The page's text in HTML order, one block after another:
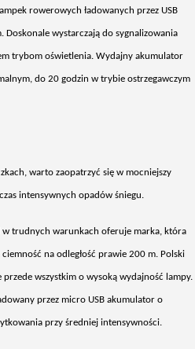
rowerowych ładowanych przez USB
Doskonale wystarczają do sygnalizowania
trybom oświetlenia. Wydajny akumulator
do 20 godzin w trybie ostrzegawczym
warto zaopatrzyć się w mocniejszy
intensywnych opadów śniegu.
w trudnych warunkach oferuje marka, która
ciemność na odległość prawie 200 m. Polski
wszystkim o wysoką wydajność lampy.
przez micro USB akumulator o
przy średniej intensywności.